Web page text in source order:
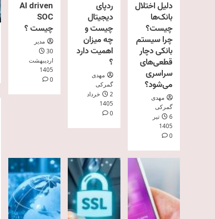
دلیل اختلال
بانک‌ها
چیست؟
چرا سیستم
بانکی دچار
قطعی‌های
سراسری
می‌شود؟
مهدی
گمرکی
6 تیر
1405
0
ردپای
دیجیتال
چیست و
چه میزان
اهمیت دارد
؟
مهدی
گمرکی
2 خرداد
1405
0
AI driven
SOC
چیست ؟
مدیر
30
اردیبهشت
1405
0